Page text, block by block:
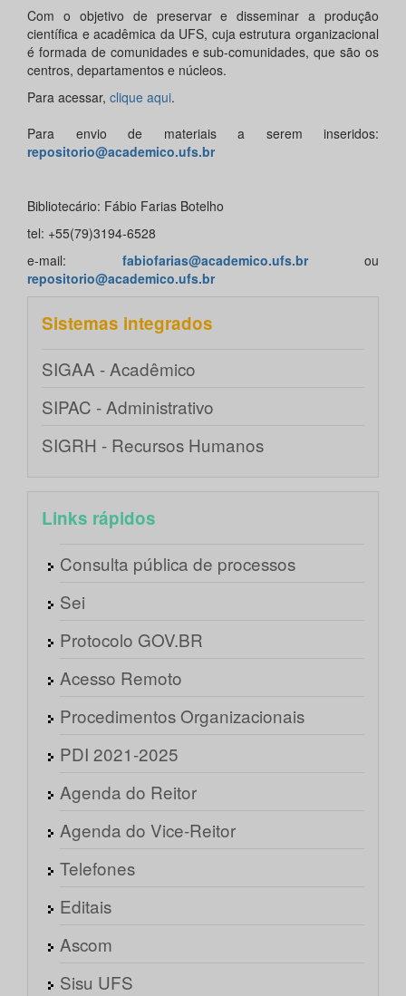
Com o objetivo de preservar e disseminar a produção
científica e acadêmica da UFS, cuja estrutura organizacional
é formada de comunidades e sub-comunidades, que são os
centros, departamentos e núcleos.
Para acessar, clique aqui.
Para envio de materiais a serem inseridos:
repositorio@academico.ufs.br
Bibliotecário: Fábio Farias Botelho
tel: +55(79)3194-6528
e-mail: fabiofarias@academico.ufs.brou
repositorio@academico.ufs.br
Sistemas integrados
SIGAA - Acadêmico
SIPAC - Administrativo
SIGRH - Recursos Humanos
Links rápidos
Consulta pública de processos
Sei
Protocolo GOV.BR
Acesso Remoto
Procedimentos Organizacionais
PDI 2021-2025
Agenda do Reitor
Agenda do Vice-Reitor
Telefones
Editais
Ascom
Sisu UFS